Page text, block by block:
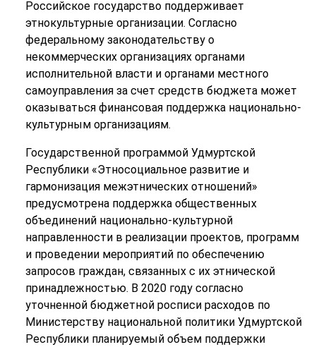
Российское государство поддерживает
этнокультурные организации. Согласно
федеральному законодательству о
некоммерческих организациях органами
исполнительной власти и органами местного
самоуправления за счет средств бюджета может
оказываться финансовая поддержка национально-
культурным организациям.
Государственной программой Удмуртской
Республики «Этносоциальное развитие и
гармонизация межэтнических отношений»
предусмотрена поддержка общественных
объединений национально-культурной
направленности в реализации проектов, программ
и проведении мероприятий по обеспечению
запросов граждан, связанных с их этнической
принадлежностью. В 2020 году согласно
уточненной бюджетной росписи расходов по
Министерству национальной политики Удмуртской
Республики планируемый объем поддержки